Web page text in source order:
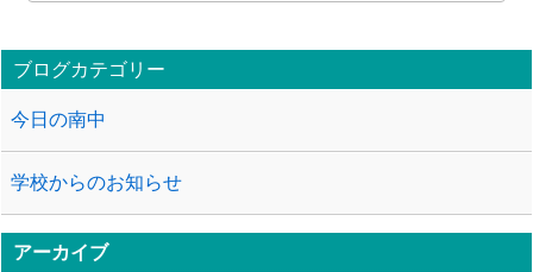
ブログカテゴリー
今日の南中
学校からのお知らせ
アーカイブ